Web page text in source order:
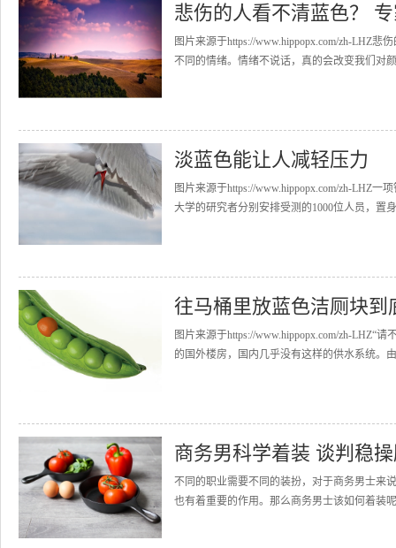
悲伤的人看不清蓝色？
图片来源于https://www.hippopx.com/zh-LHZ
不同的情绪。情绪不说话，真的会改变我们对
淡蓝色能让人减轻压力
图片来源于https://www.hippopx.com/zh-LHZ
大学的研究者分别安排受测的1000位人员，置
往马桶里放蓝色洁厕块到
图片来源于https://www.hippopx.com/zh-LHZ“
的国外楼房，国内几乎没有这样的供水系统。
商务男科学着装 谈判稳
不同的职业需要不同的装扮，对于商务男士来
也有着重要的作用。那么商务男士该如何着装